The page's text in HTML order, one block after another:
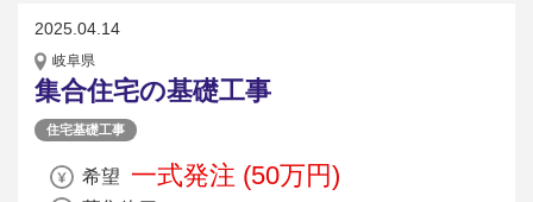
2025.04.14
岐阜県
集合住宅の基礎工事
住宅基礎工事
希望 一式発注 (50万円)